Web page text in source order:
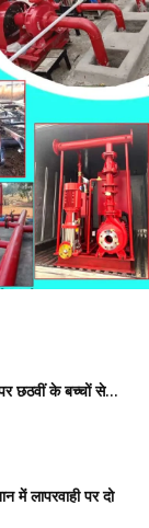
पर छठवीं के बच्चों से...
में लापरवाही पर दो